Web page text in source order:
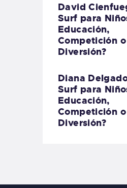
David
Surf para
Educación,
Competición o
Diversión?
Diana
Surf para
Educación,
Competición o
Diversión?